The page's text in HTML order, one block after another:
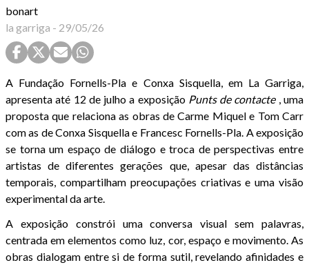
bonart
la garriga - 29/05/26
A Fundação Fornells-Pla e Conxa Sisquella, em La Garriga,
apresenta até 12 de julho a exposição Punts de contacte, uma
proposta que relaciona as obras de Carme Miquel e Tom Carr
com as de Conxa Sisquella e Francesc Fornells-Pla. A exposição
se torna um espaço de diálogo e troca de perspectivas entre
artistas de diferentes gerações que, apesar das distâncias
temporais, compartilham preocupações criativas e uma visão
experimental da arte.
A exposição constrói uma conversa visual sem palavras,
centrada em elementos como luz, cor, espaço e movimento. As
obras dialogam entre si de forma sutil, revelando afinidades e